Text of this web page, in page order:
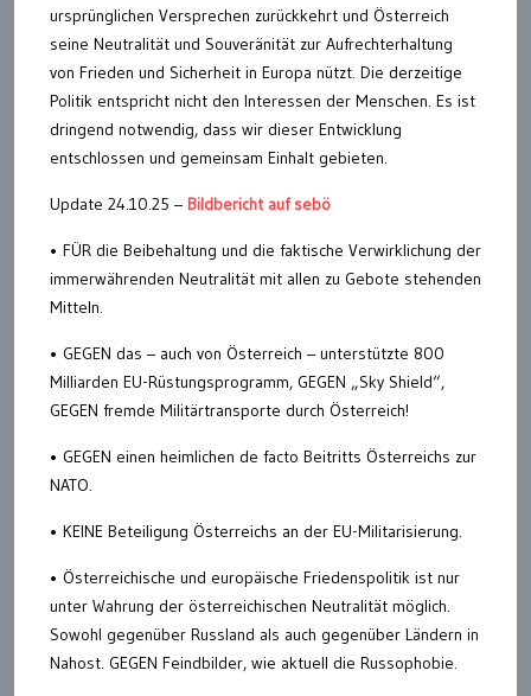
ursprünglichen Versprechen zurückkehrt und Österreich
seine Neutralität und Souveränität zur Aufrechterhaltung
von Frieden und Sicherheit in Europa nützt. Die derzeitige
Politik entspricht nicht den Interessen der Menschen. Es ist
dringend notwendig, dass wir dieser Entwicklung
entschlossen und gemeinsam Einhalt gebieten.
Update 24.10.25 – Bildbericht auf sebö
• FÜR die Beibehaltung und die faktische Verwirklichung der
immerwährenden Neutralität mit allen zu Gebote stehenden
Mitteln.
• GEGEN das – auch von Österreich – unterstützte 800
Milliarden EU-Rüstungsprogramm, GEGEN „Sky Shield“,
GEGEN fremde Militärtransporte durch Österreich!
• GEGEN einen heimlichen de facto Beitritts Österreichs zur
NATO.
• KEINE Beteiligung Österreichs an der EU-Militarisierung.
• Österreichische und europäische Friedenspolitik ist nur
unter Wahrung der österreichischen Neutralität möglich.
Sowohl gegenüber Russland als auch gegenüber Ländern in
Nahost. GEGEN Feindbilder, wie aktuell die Russophobie.